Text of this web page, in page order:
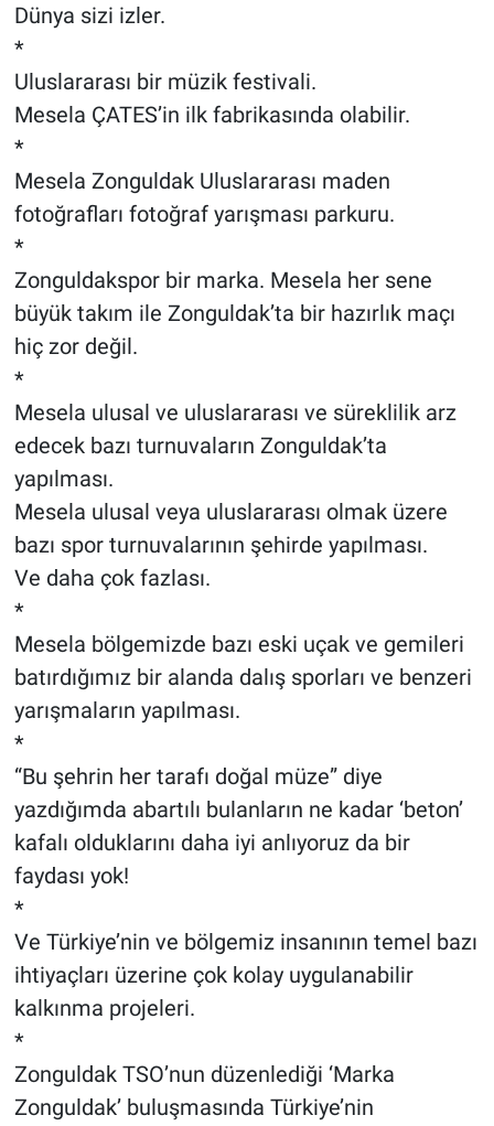
Dünya sizi izler.
*
Uluslararası bir müzik festivali.
Mesela ÇATES’in ilk fabrikasında olabilir.
*
Mesela Zonguldak Uluslararası maden
fotoğrafları fotoğraf yarışması parkuru.
*
Zonguldakspor bir marka. Mesela her sene
büyük takım ile Zonguldak’ta bir hazırlık maçı
hiç zor değil.
*
Mesela ulusal ve uluslararası ve süreklilik arz
edecek bazı turnuvaların Zonguldak’ta
yapılması.
Mesela ulusal veya uluslararası olmak üzere
bazı spor turnuvalarının şehirde yapılması.
Ve daha çok fazlası.
*
Mesela bölgemizde bazı eski uçak ve gemileri
batırdığımız bir alanda dalış sporları ve benzeri
yarışmaların yapılması.
*
“Bu şehrin her tarafı doğal müze” diye
yazdığımda abartılı bulanların ne kadar ‘beton’
kafalı olduklarını daha iyi anlıyoruz da bir
faydası yok!
*
Ve Türkiye’nin ve bölgemiz insanının temel bazı
ihtiyaçları üzerine çok kolay uygulanabilir
kalkınma projeleri.
*
Zonguldak TSO’nun düzenlediği ‘Marka
Zonguldak’ buluşmasında Türkiye’nin